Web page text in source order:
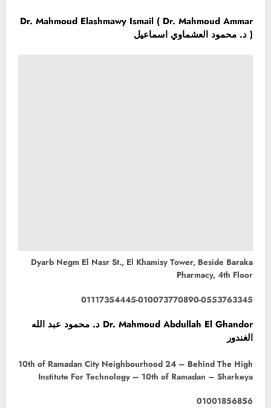
Dr. Mahmoud Elashmawy Ismail ( Dr. Mahmoud Ammar
) د. محمود العشماوي اسماعيل
Dyarb Negm El Nasr St., El Khamisy Tower, Beside Baraka
Pharmacy, 4th Floor
01117354445-010073770890-0553763345
Dr. Mahmoud Abdullah El Ghandor د. محمود عبد الله
الغندور
10th of Ramadan City Neighbourhood 24 – Behind The High
Institute For Technology – 10th of Ramadan – Sharkeya
01001856856